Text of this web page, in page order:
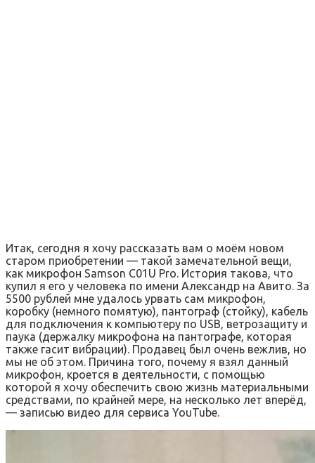
Итак, сегодня я хочу рассказать вам о моём новом
старом приобретении — такой замечательной вещи,
как микрофон Samson C01U Pro. История такова, что
купил я его у человека по имени Александр на Авито. За
5500 рублей мне удалось урвать сам микрофон,
коробку (немного помятую), пантограф (стойку), кабель
для подключения к компьютеру по USB, ветрозащиту и
паука (держалку микрофона на пантографе, которая
также гасит вибрации). Продавец был очень вежлив, но
мы не об этом. Причина того, почему я взял данный
микрофон, кроется в деятельности, с помощью
которой я хочу обеспечить свою жизнь материальными
средствами, по крайней мере, на несколько лет вперёд,
— записью видео для сервиса YouTube.